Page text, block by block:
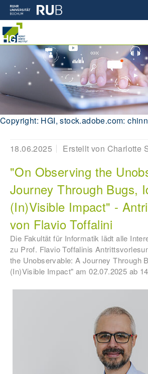
Copyright: HGI, stock.adobe.com:
18.06.2025 Erstellt von Charlotte
"On Observing the
Journey Through Bugs,
(In)Visible Impact" -
von Flavio Toffalini
Die Fakultät für Informatik lädt alle
zu Prof. Flavio Toffalinis
the Unobservable: A Journey Through
(In)Visible Impact" am 02.07.2025 ab